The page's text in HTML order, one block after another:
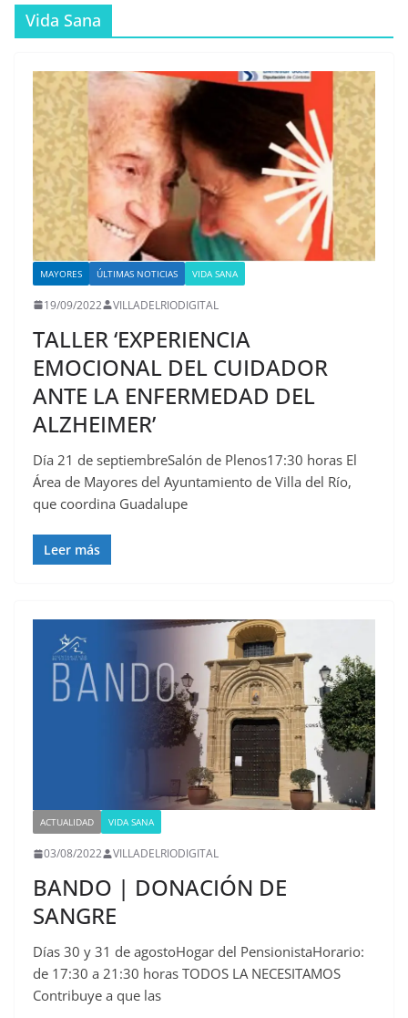
Vida Sana
MAYORES ÚLTIMAS NOTICIAS VIDA SANA
19/09/2022 VILLADELRIODIGITAL
TALLER ‘EXPERIENCIA
EMOCIONAL DEL CUIDADOR
ANTE LA ENFERMEDAD DEL
ALZHEIMER’
Día 21 de septiembreSalón de Plenos17:30 horas El
Área de Mayores del Ayuntamiento de Villa del Río,
que coordina Guadalupe
Leer más
ACTUALIDAD VIDA SANA
03/08/2022 VILLADELRIODIGITAL
BANDO | DONACIÓN DE
SANGRE
Días 30 y 31 de agostoHogar del PensionistaHorario:
de 17:30 a 21:30 horas TODOS LA NECESITAMOS
Contribuye a que las